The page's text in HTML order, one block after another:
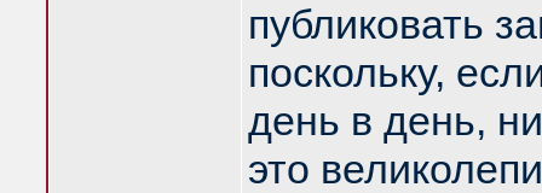
публиковать
поскольку,
день в день,
это